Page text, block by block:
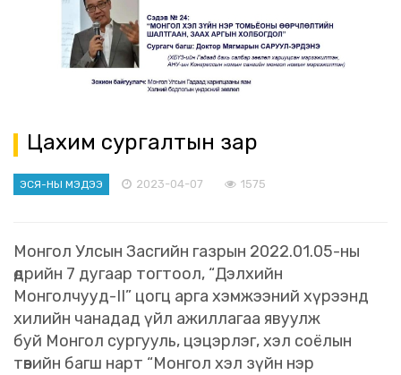
Цахим сургалтын зар
ЭСЯ-НЫ МЭДЭЭ 2023-04-07 1575
Монгол Улсын Засгийн газрын 2022.01.05-ны
өдрийн 7 дугаар тогтоол, “Дэлхийн
Монголчууд-II” цогц арга хэмжээний хүрээнд
хилийн чанадад үйл ажиллагаа явуулж
буй Монгол сургууль, цэцэрлэг, хэл соёлын
төвийн багш нарт “Монгол хэл зүйн нэр